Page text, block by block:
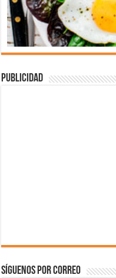
Publicidad
Síguenos por correo